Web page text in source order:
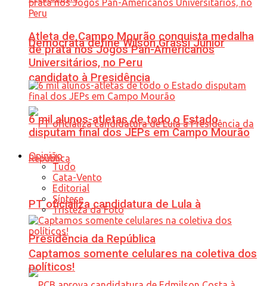
Democrata define Wilson Grassi Júnior
candidato à Presidência
PT oficializa candidatura de Lula à
Presidência da República
Atleta de Campo Mourão conquista medalha
de prata nos Jogos Pan-Americanos
Universitários, no Peru
6 mil alunos-atletas de todo o Estado
disputam final dos JEPs em Campo Mourão
Opinião
Tudo
Cata-Vento
Editorial
Síntese
Tristeza da Foto
Captamos somente celulares na coletiva dos
políticos!